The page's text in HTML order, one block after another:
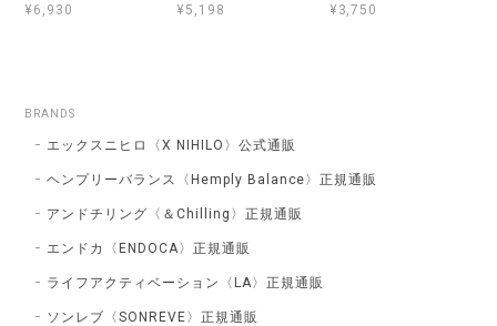
¥6,930
¥5,198
¥3,750
BRANDS
エックスニヒロ〈X NIHILO〉公式通販
ヘンプリーバランス〈Hemply Balance〉正規通販
アンドチリング〈＆Chilling〉正規通販
エンドカ〈ENDOCA〉正規通販
ライフアクティベーション〈LA〉正規通販
ソンレブ〈SONREVE〉正規通販